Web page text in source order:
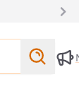
Buscar